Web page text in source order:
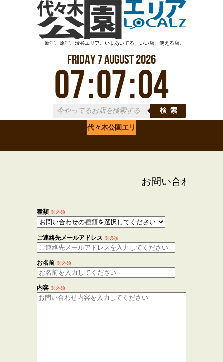
新宿、原宿、渋谷エリア。いまあいてる、いい店、使える店。
Friday7August2026
07:07:04
検索
代々木公園エリ
お問い合わせ
種類 ※必須
ご連絡先メールアドレス ※必須
お名前 ※必須
内容 ※必須